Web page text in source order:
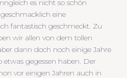
es nicht so schön
eine
fantastisch geschmeckt. Zu
wir allen von dem tollen
dann doch noch einige Jahre
etwas gegessen haben. Der
vor einigen Jahren auch in